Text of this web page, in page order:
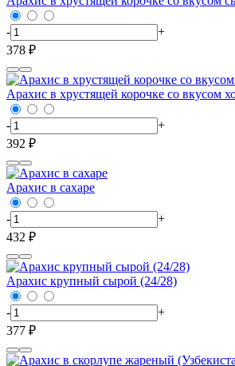
-
+
378 ₽
Арахис в хрустящей корочке со вкусом
-
+
392 ₽
Арахис в сахаре
-
+
432 ₽
Арахис крупный сырой (24/28)
-
+
377 ₽